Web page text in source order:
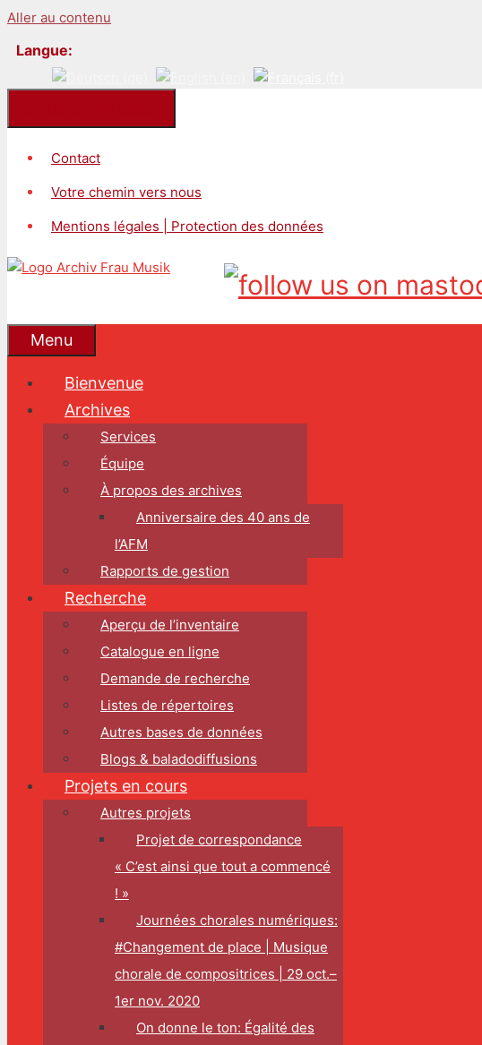
Aller au contenu
Langue:
Contact
Votre chemin vers nous
Mentions légales | Protection des données
Menu
Bienvenue
Archives
Services
Équipe
À propos des archives
Anniversaire des 40 ans de
l’AFM
Rapports de gestion
Recherche
Aperçu de l’inventaire
Catalogue en ligne
Demande de recherche
Listes de répertoires
Autres bases de données
Blogs & baladodiffusions
Projets en cours
Autres projets
Projet de correspondance
« C’est ainsi que tout a commencé
! »
Journées chorales numériques:
#Changement de place | Musique
chorale de compositrices | 29 oct.–
1er nov. 2020
On donne le ton: Égalité des